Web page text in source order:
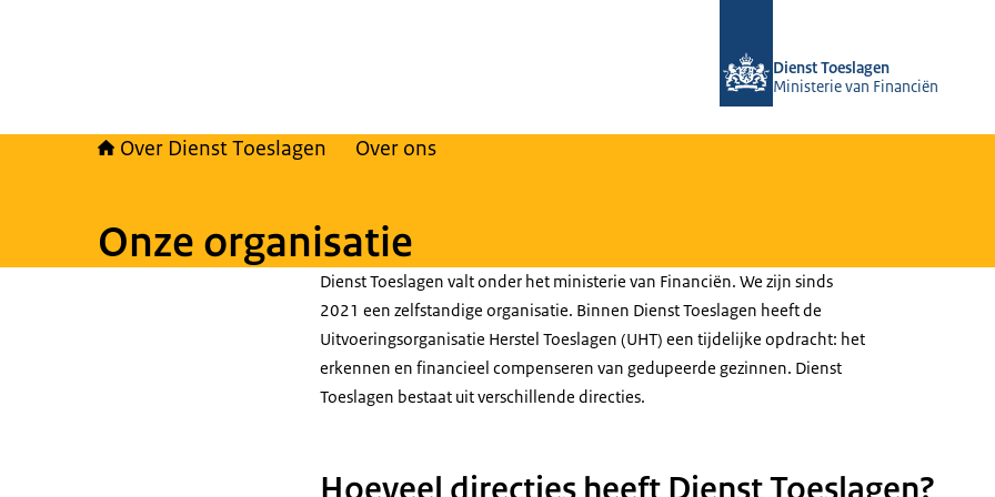
Dienst Toeslagen
Ministerie van Financiën
Over Dienst Toeslagen Over ons
Onze organisatie
Dienst Toeslagen valt onder het ministerie van Financiën. We zijn sinds
2021 een zelfstandige organisatie. Binnen Dienst Toeslagen heeft de
Uitvoeringsorganisatie Herstel Toeslagen (UHT) een tijdelijke opdracht: het
erkennen en financieel compenseren van gedupeerde gezinnen. Dienst
Toeslagen bestaat uit verschillende directies.